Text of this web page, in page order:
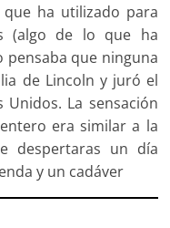
ha utilizado para
(algo de lo que ha
que ninguna
de Lincoln y juró el
La sensación
era similar a la
despertaras un día
y un cadáver